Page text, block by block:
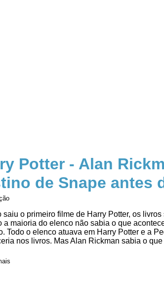
Potter - Alan
de Snape antes
saiu o primeiro filme de Harry Potter, os
a maioria do elenco não sabia o que
Todo o elenco atuava em Harry Potter e a
nos livros. Mas Alan Rickman sabia o